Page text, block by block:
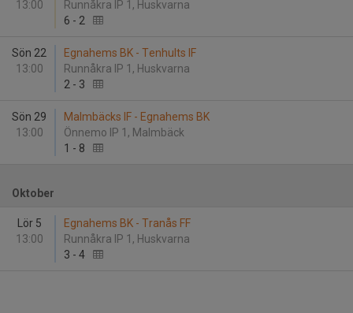
13:00
Runnåkra IP 1, Huskvarna
6 - 2
Sön 22
13:00
Egnahems BK - Tenhults IF
Runnåkra IP 1, Huskvarna
2 - 3
Sön 29
13:00
Malmbäcks IF - Egnahems BK
Önnemo IP 1, Malmbäck
1 - 8
Oktober
Lör 5
13:00
Egnahems BK - Tranås FF
Runnåkra IP 1, Huskvarna
3 - 4